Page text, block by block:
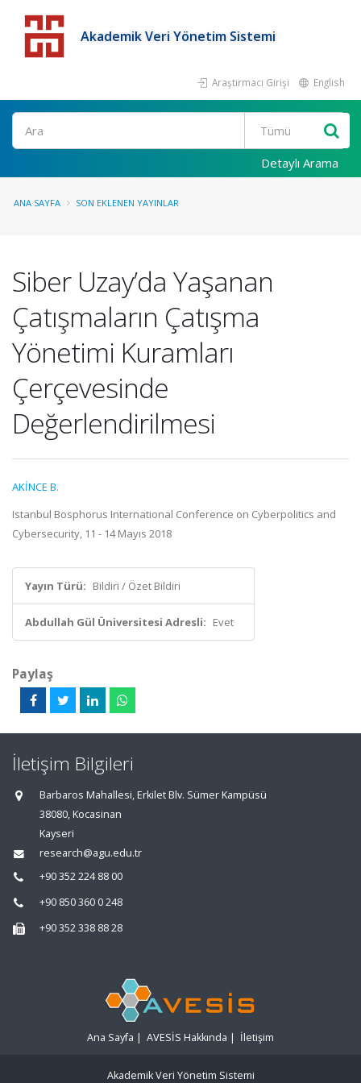
Akademik Veri Yönetim Sistemi
Araştırmacı Girişi English
Detaylı Arama
ANA SAYFA SON EKLENEN YAYINLAR
Siber Uzay’da Yaşanan
Çatışmaların Çatışma
Yönetimi Kuramları
Çerçevesinde
Değerlendirilmesi
AKİNCE B.
Istanbul Bosphorus International Conference on Cyberpolitics and
Cybersecurity, 11 - 14 Mayıs 2018
Yayın Türü: Bildiri / Özet Bildiri
Abdullah Gül Üniversitesi Adresli: Evet
Paylaş
İletişim Bilgileri
Barbaros Mahallesi, Erkilet Blv. Sümer Kampüsü
38080, Kocasinan
Kayseri
research@agu.edu.tr
+90 352 224 88 00
+90 850 360 0 248
+90 352 338 88 28
Ana Sayfa | AVESİS Hakkında | İletişim
Akademik Veri Yönetim Sistemi